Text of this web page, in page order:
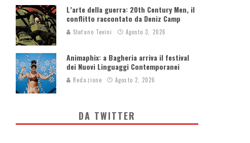
L’arte della guerra: 20th Century Men, il
conflitto raccontato da Deniz Camp
Stefano Tevini Agosto 3, 2026
Animaphix: a Bagheria arriva il festival
dei Nuovi Linguaggi Contemporanei
Redazione Agosto 2, 2026
DA TWITTER